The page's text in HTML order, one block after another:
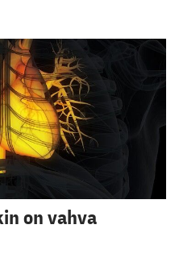
on vahva